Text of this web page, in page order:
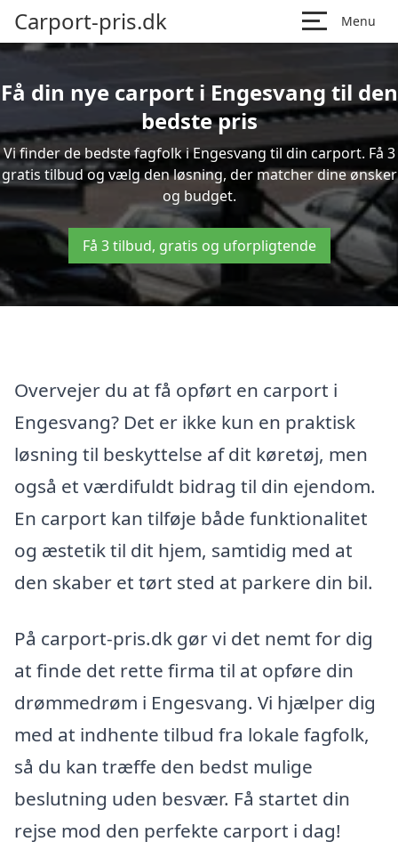
Carport-pris.dk Menu
Få din nye carport i Engesvang til den
bedste pris
Vi finder de bedste fagfolk i Engesvang til din carport. Få 3
gratis tilbud og vælg den løsning, der matcher dine ønsker
og budget.
Få 3 tilbud, gratis og uforpligtende
Overvejer du at få opført en carport i
Engesvang? Det er ikke kun en praktisk
løsning til beskyttelse af dit køretøj, men
også et værdifuldt bidrag til din ejendom.
En carport kan tilføje både funktionalitet
og æstetik til dit hjem, samtidig med at
den skaber et tørt sted at parkere din bil.
På carport-pris.dk gør vi det nemt for dig
at finde det rette firma til at opføre din
drømmedrøm i Engesvang. Vi hjælper dig
med at indhente tilbud fra lokale fagfolk,
så du kan træffe den bedst mulige
beslutning uden besvær. Få startet din
rejse mod den perfekte carport i dag!